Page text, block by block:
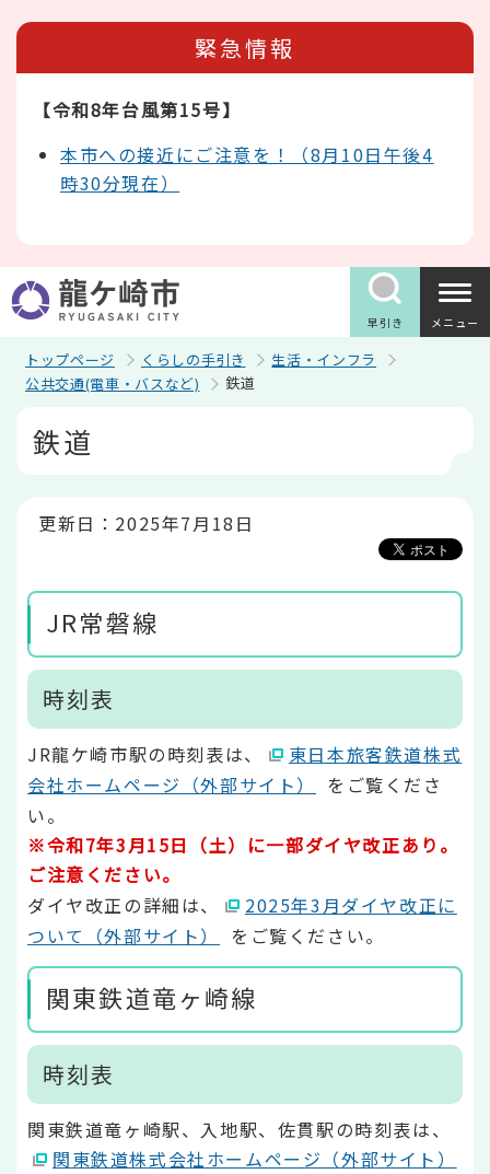
緊急情報
【令和8年台風第15号】
本市への接近にご注意を！（8月10日午後4
時30分現在）
早引き メニュー
トップページ くらしの手引き
生活・インフラ
公共交通(電車・バスなど)
鉄道
鉄道
更新日：2025年7月18日
JR常磐線
時刻表
JR龍ケ崎市駅の時刻表は、
東日本旅客鉄道株式
会社ホームページ（外部サイト）
をご覧くださ
い。
※令和7年3月15日（土）に一部ダイヤ改正あり。
ご注意ください。
ダイヤ改正の詳細は、
2025年3月ダイヤ改正に
ついて（外部サイト）
をご覧ください。
関東鉄道竜ヶ崎線
時刻表
関東鉄道竜ヶ崎駅、入地駅、佐貫駅の時刻表は、
関東鉄道株式会社ホームページ（外部サイト）